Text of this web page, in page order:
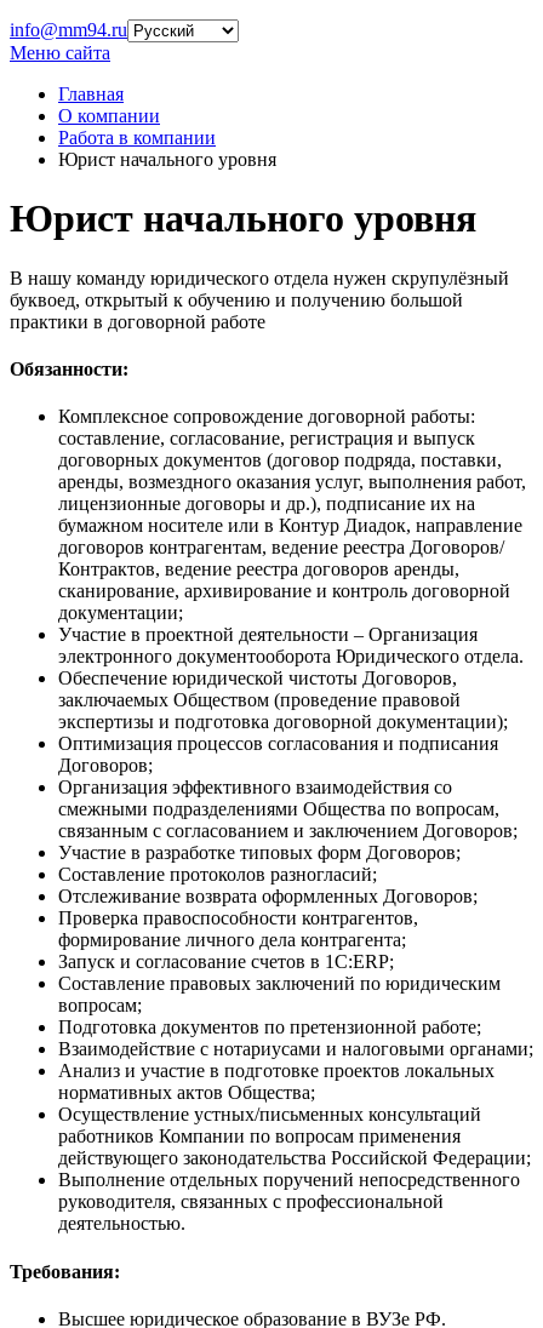
info@mm94.ru
Меню сайта
Главная
О компании
Работа в компании
Юрист начального уровня
Юрист начального уровня
В нашу команду юридического отдела нужен скрупулёзный
буквоед, открытый к обучению и получению большой
практики в договорной работе
Обязанности:
Комплексное сопровождение договорной работы:
составление, согласование, регистрация и выпуск
договорных документов (договор подряда, поставки,
аренды, возмездного оказания услуг, выполнения работ,
лицензионные договоры и др.), подписание их на
бумажном носителе или в Контур Диадок, направление
договоров контрагентам, ведение реестра Договоров/
Контрактов, ведение реестра договоров аренды,
сканирование, архивирование и контроль договорной
документации;
Участие в проектной деятельности – Организация
электронного документооборота Юридического отдела.
Обеспечение юридической чистоты Договоров,
заключаемых Обществом (проведение правовой
экспертизы и подготовка договорной документации);
Оптимизация процессов согласования и подписания
Договоров;
Организация эффективного взаимодействия со
смежными подразделениями Общества по вопросам,
связанным с согласованием и заключением Договоров;
Участие в разработке типовых форм Договоров;
Составление протоколов разногласий;
Отслеживание возврата оформленных Договоров;
Проверка правоспособности контрагентов,
формирование личного дела контрагента;
Запуск и согласование счетов в 1C:ERP;
Составление правовых заключений по юридическим
вопросам;
Подготовка документов по претензионной работе;
Взаимодействие с нотариусами и налоговыми органами;
Анализ и участие в подготовке проектов локальных
нормативных актов Общества;
Осуществление устных/письменных консультаций
работников Компании по вопросам применения
действующего законодательства Российской Федерации;
Выполнение отдельных поручений непосредственного
руководителя, связанных с профессиональной
деятельностью.
Требования:
Высшее юридическое образование в ВУЗе РФ.